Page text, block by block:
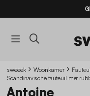
sweeek Woonkamer
Scandinavische fauteuil met
Antoine